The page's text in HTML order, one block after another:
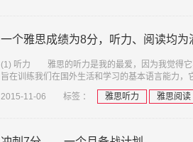
一个雅思成绩为8分，听力、阅读均为
(1) 听力 雅思的听力是我的最爱，因为我觉得它
旨在训练我们在国外生活和学习的基本语言能力
2015-11-06
标签 ： 雅思听力 雅思阅读